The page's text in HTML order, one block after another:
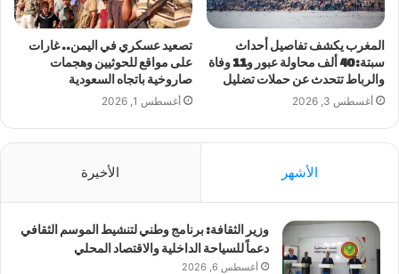
المغرب يكشف تفاصيل أحداث
سبتة: 40 ألف محاولة عبور و11 وفاة
والرباط تتحدث عن حملات تضليل
أغسطس 3, 2026
تصعيد عسكري في اليمن.. غارات
على مواقع للحوثيين وهجمات
صاروخية باتجاه السعودية
أغسطس 1, 2026
الأشهر الأخيرة
وزير الثقافة: برنامج وطني لتنشيط الموسم الثقافي
دعماً للسياحة الداخلية والاقتصاد المحلي
أغسطس 6, 2026